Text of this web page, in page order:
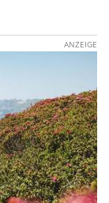
ANZEIGE